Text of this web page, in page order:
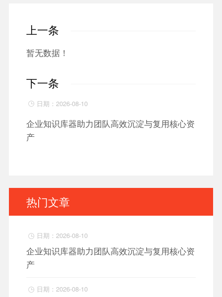
上一条
暂无数据！
下一条
 日期：2026-08-10
企业知识库器助力团队高效沉淀与复用核心资
产
热门文章
 日期：2026-08-10
企业知识库器助力团队高效沉淀与复用核心资
产
 日期：2026-08-10